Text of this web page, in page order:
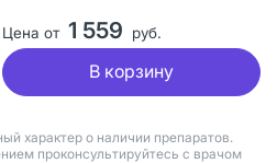
Цена от 1 559 руб.
В корзину
характер о наличии препаратов.
проконсультируйтесь с врачом